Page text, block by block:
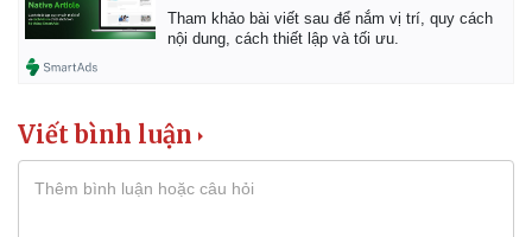
Tham khảo bài viết sau để nắm vị trí, quy cách
nội dung, cách thiết lập và tối ưu.
Viết bình luận